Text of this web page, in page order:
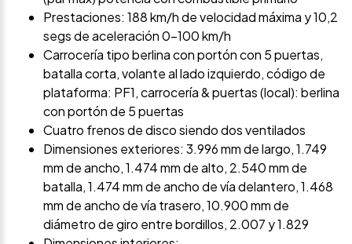
Prestaciones: 188 km/h de velocidad máxima y 10,2
segs de aceleración 0-100 km/h
Carrocería tipo berlina con portón con 5 puertas,
batalla corta, volante al lado izquierdo, código de
plataforma: PF1, carrocería & puertas (local): berlina
con portón de 5 puertas
Cuatro frenos de disco siendo dos ventilados
Dimensiones exteriores: 3.996 mm de largo, 1.749
mm de ancho, 1.474 mm de alto, 2.540 mm de
batalla, 1.474 mm de ancho de vía delantero, 1.468
mm de ancho de vía trasero, 10.900 mm de
diámetro de giro entre bordillos, 2.007 y 1.829